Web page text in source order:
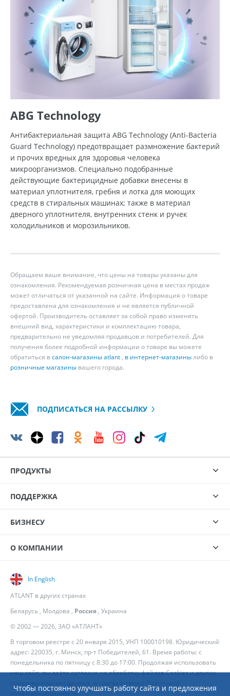
Чтобы постоянно улучшать работу сайта и предложения
ABG Technology
Антибактериальная защита ABG Technology (Anti-Bacteria
Guard Technology) предотвращает размножение бактерий
и прочих вредных для здоровья человека
микроорганизмов. Специально подобранные
действующие бактерицидные добавки внесены в
материал уплотнителя, гребня и лотка для моющих
средств в стиральных машинах; также в материал
дверного уплотнителя, внутренних стенк и ручек
холодильников и морозильников.
Обращаем ваше внимание, что цены на товары указаны для
ознакомления. Рекомендуемая розничная цена в местах продаж
может отличаться от указанной на сайте. Информация о товаре
предоставлена для ознакомления и не является публичной
офертой. Производитель оставляет за собой право изменять
внешний вид, характеристики и комплектацию товара,
предварительно не уведомляя продавцов и потребителей. Для
получения более подробной информации о товаре вы можете
обратиться всалон-магазины atlant , в интернет-магазинылибо в
розничные магазины вашего города.
ПОДПИСАТЬСЯ НА РАССЫЛКУ
ПРОДУКТЫ
ПОДДЕРЖКА
БИЗНЕСУ
О КОМПАНИИ
© 2002 — 2026, ЗАО «АТЛАНТ»
В торговом реестре с 20 января 2015, УНП 100010198. Юридический
адрес: 220035, г. Минск, пр-т Победителей, 61. Время работы: с
понедельника по пятницу с 8:30 до 17:00. Продолжая использовать
наш сайт, вы даёте согласие на обработку файлов Cookies и других
конфиденциальности.
In English
ATLANT в других странах
Беларусь , Молдова , Россия , Украина